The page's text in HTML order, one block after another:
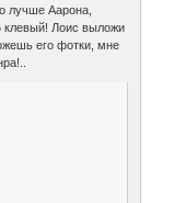
лучше Аарона,
Лоис выложи
его фотки, мне